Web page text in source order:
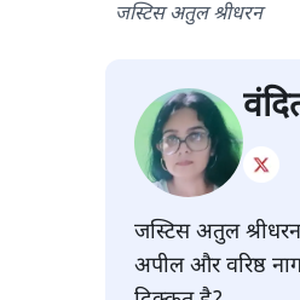
जस्टिस अतुल श्रीधरन
जस्टिस अतुल
अपील और वरिष्ठ